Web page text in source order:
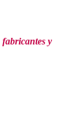
fabricantes y